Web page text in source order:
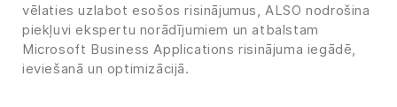
vēlaties uzlabot esošos risinājumus, ALSO nodrošina
piekļuvi ekspertu norādījumiem un atbalstam
Microsoft Business Applications risinājuma iegādē,
ieviešanā un optimizācijā.